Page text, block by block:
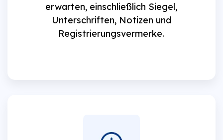
erwarten, einschließlich Siegel,
Unterschriften, Notizen und
Registrierungsvermerke.